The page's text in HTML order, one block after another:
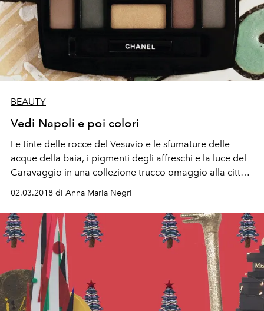
BEAUTY
Vedi Napoli e poi colori
Le tinte delle rocce del Vesuvio e le sfumature delle
acque della baia, i pigmenti degli affreschi e la luce del
Caravaggio in una collezione trucco omaggio alla città
in cui è nata Lucia Pica, Chanel Global Creative Make-up
02.03.2018 di Anna Maria Negri